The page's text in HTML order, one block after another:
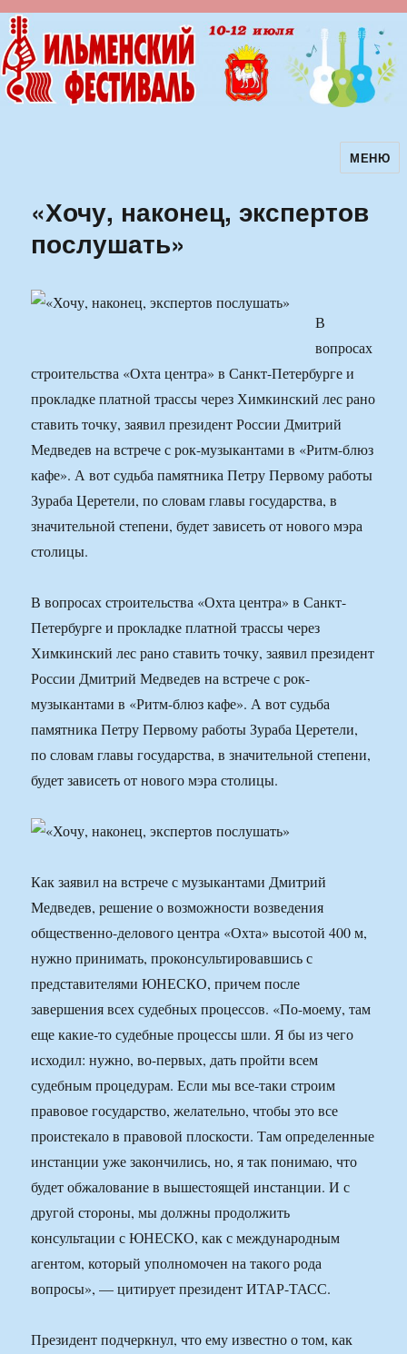
Ильменский фестиваль авторскойМЕНЮ
«Хочу, наконец, экспертов
послушать»
В
вопросах
строительства «Охта центра» в Санкт-Петербурге и
прокладке платной трассы через Химкинский лес рано
ставить точку, заявил президент России Дмитрий
Медведев на встрече с рок-музыкантами в «Ритм-блюз
кафе». А вот судьба памятника Петру Первому работы
Зураба Церетели, по словам главы государства, в
значительной степени, будет зависеть от нового мэра
столицы.
В вопросах строительства «Охта центра» в Санкт-
Петербурге и прокладке платной трассы через
Химкинский лес рано ставить точку, заявил президент
России Дмитрий Медведев на встрече с рок-
музыкантами в «Ритм-блюз кафе». А вот судьба
памятника Петру Первому работы Зураба Церетели,
по словам главы государства, в значительной степени,
будет зависеть от нового мэра столицы.
Как заявил на встрече с музыкантами Дмитрий
Медведев, решение о возможности возведения
общественно-делового центра «Охта» высотой 400 м,
нужно принимать, проконсультировавшись с
представителями ЮНЕСКО, причем после
завершения всех судебных процессов. «По-моему, там
еще какие-то судебные процессы шли. Я бы из чего
исходил: нужно, во-первых, дать пройти всем
судебным процедурам. Если мы все-таки строим
правовое государство, желательно, чтобы это все
проистекало в правовой плоскости. Там определенные
инстанции уже закончились, но, я так понимаю, что
будет обжалование в вышестоящей инстанции. И с
другой стороны, мы должны продолжить
консультации с ЮНЕСКО, как с международным
агентом, который уполномочен на такого рода
вопросы», — цитирует президент ИТАР-ТАСС.
Президент подчеркнул, что ему известно о том, как